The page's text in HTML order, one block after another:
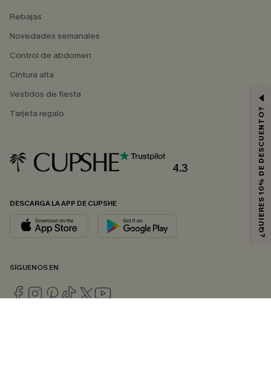
Rebajas
Novedades semanales
Control de abdomen
Cintura alta
Vestidos de fiesta
Tarjeta regalo
4.3
DESCARGA LA APP DE CUPSHE
SÍGUENOS EN
¿QUIERES 10% DE DESCUENTO?